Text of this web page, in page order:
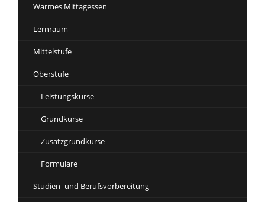
Warmes Mittagessen
Lernraum
Mittelstufe
Oberstufe
Leistungskurse
Grundkurse
Zusatzgrundkurse
Formulare
Studien- und Berufsvorbereitung